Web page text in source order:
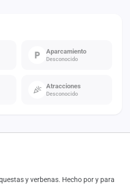
Aparcamiento
Desconocido
Atracciones
Desconocido
y verbenas. Hecho por y para